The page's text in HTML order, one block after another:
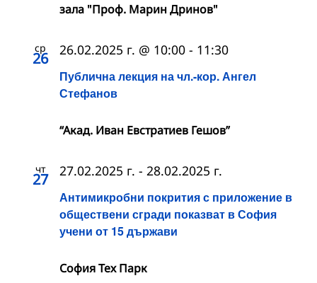
зала "Проф. Марин Дринов"
ср
26
Публична лекция на чл.-кор. Ангел
Стефанов
26.02.2025 г. @ 10:00 - 11:30
“Акад. Иван Евстратиев Гешов”
чт
27
Антимикробни покрития с приложение в
обществени сгради показват в София
учени от 15 държави
27.02.2025 г. - 28.02.2025 г.
София Тех Парк